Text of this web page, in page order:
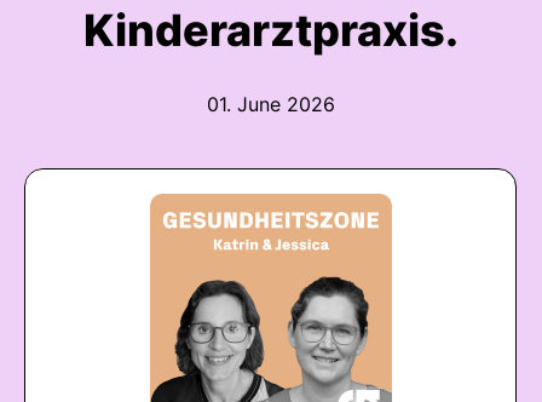
Kinderarztpraxis.
01. June 2026